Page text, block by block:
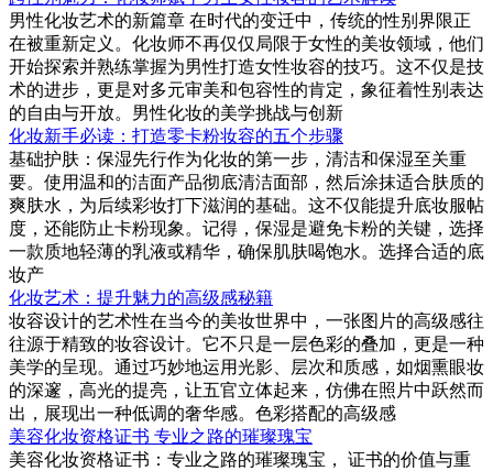
男性化妆艺术的新篇章 在时代的变迁中，传统的性别界限正
在被重新定义。化妆师不再仅仅局限于女性的美妆领域，他们
开始探索并熟练掌握为男性打造女性妆容的技巧。这不仅是技
术的进步，更是对多元审美和包容性的肯定，象征着性别表达
的自由与开放。男性化妆的美学挑战与创新
化妆新手必读：打造零卡粉妆容的五个步骤
基础护肤：保湿先行作为化妆的第一步，清洁和保湿至关重
要。使用温和的洁面产品彻底清洁面部，然后涂抹适合肤质的
爽肤水，为后续彩妆打下滋润的基础。这不仅能提升底妆服帖
度，还能防止卡粉现象。记得，保湿是避免卡粉的关键，选择
一款质地轻薄的乳液或精华，确保肌肤喝饱水。选择合适的底
妆产
化妆艺术：提升魅力的高级感秘籍
妆容设计的艺术性在当今的美妆世界中，一张图片的高级感往
往源于精致的妆容设计。它不只是一层色彩的叠加，更是一种
美学的呈现。通过巧妙地运用光影、层次和质感，如烟熏眼妆
的深邃，高光的提亮，让五官立体起来，仿佛在照片中跃然而
出，展现出一种低调的奢华感。色彩搭配的高级感
美容化妆资格证书 专业之路的璀璨瑰宝
美容化妆资格证书：专业之路的璀璨瑰宝， 证书的价值与重